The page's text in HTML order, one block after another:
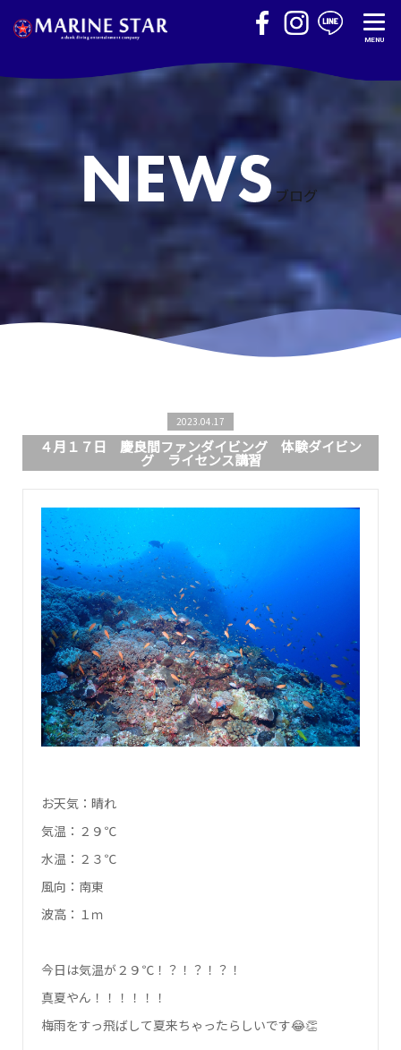
MENU
ブログ
2023.04.17
４月１７日 慶良間ファンダイビング 体験ダイビン
グ ライセンス講習
お天気：晴れ
気温：２９℃
水温：２３℃
風向：南東
波高：１ｍ
今日は気温が２９℃！？！？！？！
真夏やん！！！！！！
梅雨をすっ飛ばして夏来ちゃったらしいです😂👏